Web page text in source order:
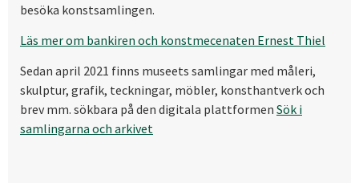
besöka konstsamlingen.
Läs mer om bankiren och konstmecenaten Ernest Thiel
Sedan april 2021 finns museets samlingar med måleri,
skulptur, grafik, teckningar, möbler, konsthantverk och
brev mm. sökbara på den digitala plattformen Sök i
samlingarna och arkivet